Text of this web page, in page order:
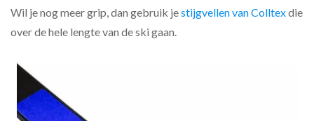
Wil je nog meer grip, dan gebruik jestijgvellen van Colltexdie
over de hele lengte van de ski gaan.